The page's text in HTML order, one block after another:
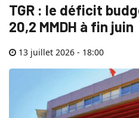
TGR : le déficit
20,2 MMDH à fin juin
13 juillet 2026 - 18:00